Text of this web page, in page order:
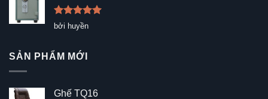
Được xếp
hạng5
bởi huyền
SẢN PHẨM MỚI
Ghế TQ16